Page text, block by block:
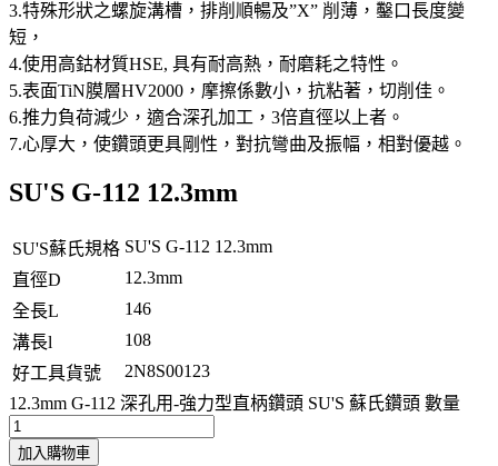
3.特殊形狀之螺旋溝槽，排削順暢及”X” 削薄，鑿口長度變
短，
4.使用高鈷材質HSE, 具有耐高熱，耐磨耗之特性。
5.表面TiN膜層HV2000，摩擦係數小，抗粘著，切削佳。
6.推力負荷減少，適合深孔加工，3倍直徑以上者。
7.心厚大，使鑽頭更具剛性，對抗彎曲及振幅，相對優越。
SU'S G-112 12.3mm
SU'S蘇氏規格 SU'S G-112 12.3mm
直徑D
12.3mm
全長L
146
溝長l
108
好工具貨號
2N8S00123
12.3mm G-112 深孔用-強力型直柄鑽頭 SU'S 蘇氏鑽頭 數量
加入購物車